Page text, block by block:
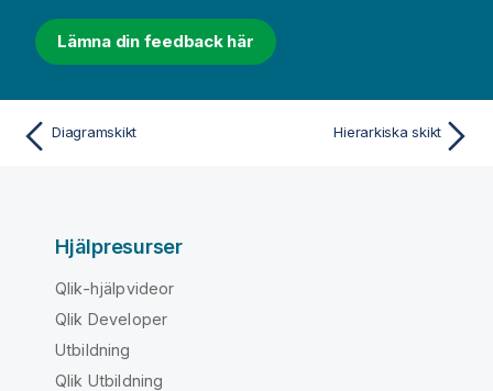
Lämna din feedback här
Diagramskikt Hierarkiska skikt
Hjälpresurser
Qlik-hjälpvideor
Qlik Developer
Utbildning
Qlik Utbildning